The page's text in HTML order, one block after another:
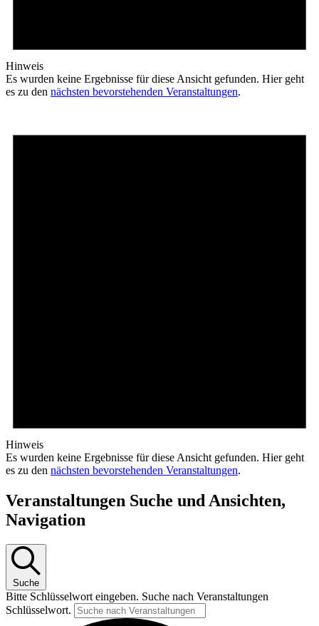
Hinweis
Es wurden keine Ergebnisse für diese Ansicht gefunden. Hier geht
es zu den nächsten bevorstehenden Veranstaltungen.
Hinweis
Es wurden keine Ergebnisse für diese Ansicht gefunden. Hier geht
es zu den nächsten bevorstehenden Veranstaltungen.
Veranstaltungen Suche und Ansichten,
Navigation
Suche
Bitte Schlüsselwort eingeben. Suche nach Veranstaltungen
Schlüsselwort.